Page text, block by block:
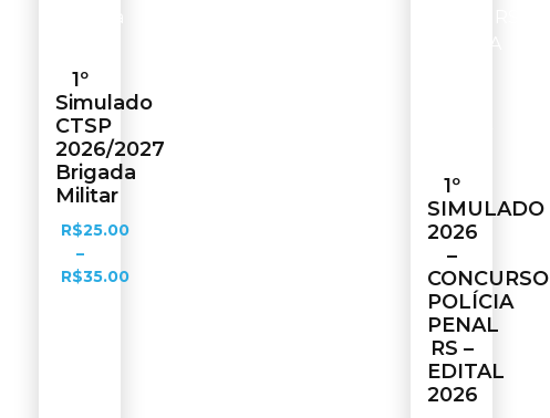
1º
Simulado
CTSP
2026/2027
Brigada
Militar
R$25.00
–
R$35.00
1º
SIMULADO
2026
–
CONCURSO
POLÍCIA
PENAL
RS –
EDITAL
2026